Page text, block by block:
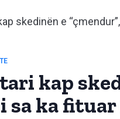
kap
sa ka fituar